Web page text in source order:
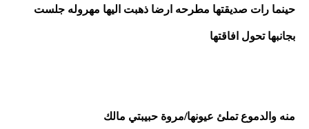
بجانبها تحول افاقتها
منه والدموع تملئ عيونها/مروة حبيبتي مالك